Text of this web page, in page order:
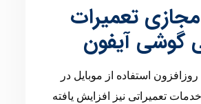
تعمیرات
آیفون
استفاده از موبایل در
تعمیراتی نیز افزایش یافته